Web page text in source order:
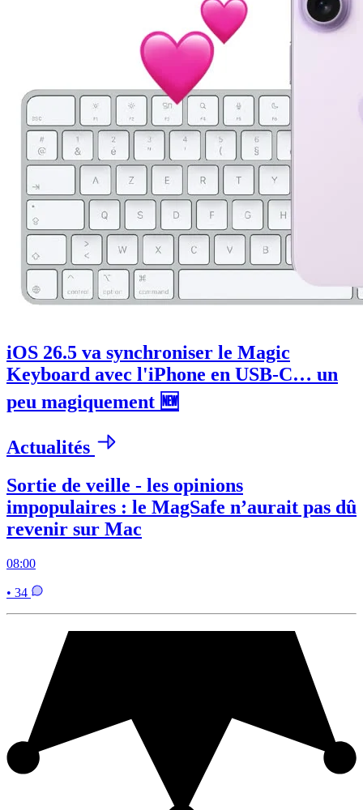
iOS 26.5 va synchroniser le Magic
Keyboard avec l'iPhone en USB-C… un
peu magiquement 🆕
Actualités
Sortie de veille - les opinions
impopulaires : le MagSafe n’aurait pas dû
revenir sur Mac
08:00
• 34